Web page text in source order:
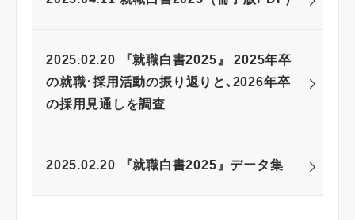
2025.02.20 『就職白書2025』 2025年卒
の就職･採用活動の振り返りと､2026年卒
の採用見通しを調査
2025.02.20 『就職白書2025』データ集